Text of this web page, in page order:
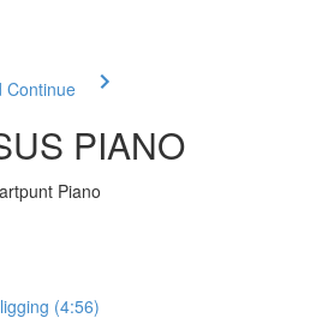
Continue
PIANO
Piano
(4:56)